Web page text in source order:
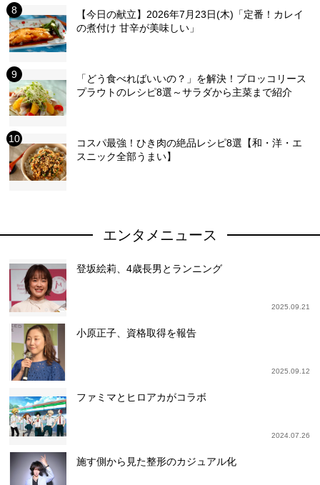
【今日の献立】2026年7月23日(木)「定番！カレイ
の煮付け 甘辛が美味しい」
「どう食べればいいの？」を解決！ブロッコリース
プラウトのレシピ8選～サラダから主菜まで紹介
コスパ最強！ひき肉の絶品レシピ8選【和・洋・エ
スニック全部うまい】
エンタメニュース
登坂絵莉、4歳長男とランニング
2025.09.21
小原正子、資格取得を報告
2025.09.12
ファミマとヒロアカがコラボ
2024.07.26
施す側から見た整形のカジュアル化